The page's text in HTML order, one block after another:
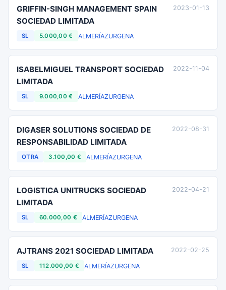
GRIFFIN-SINGH MANAGEMENT SPAIN
SOCIEDAD LIMITADA
SL 5.000,00 € ALMERÍAZURGENA
2023-01-13
ISABELMIGUEL TRANSPORT SOCIEDAD
LIMITADA
SL 9.000,00 € ALMERÍAZURGENA
2022-11-04
DIGASER SOLUTIONS SOCIEDAD DE
RESPONSABILIDAD LIMITADA
OTRA 3.100,00 € ALMERÍAZURGENA
2022-08-31
LOGISTICA UNITRUCKS SOCIEDAD
LIMITADA
SL 60.000,00 € ALMERÍAZURGENA
2022-04-21
AJTRANS 2021 SOCIEDAD LIMITADA
SL 112.000,00 € ALMERÍAZURGENA
2022-02-25